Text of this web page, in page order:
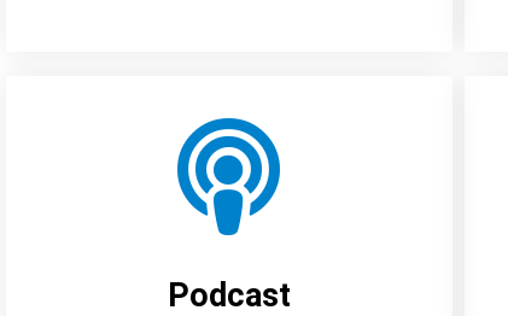
Podcast